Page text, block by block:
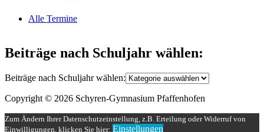
Alle Termine
Beiträge nach Schuljahr wählen:
Beiträge nach Schuljahr wählen:
Copyright © 2026 Schyren-Gymnasium Pfaffenhofen
Zum Ändern Ihrer Datenschutzeinstellung, z.B. Erteilung oder Widerruf von
Einwilligungen, klicken Sie hier: Einstellungen